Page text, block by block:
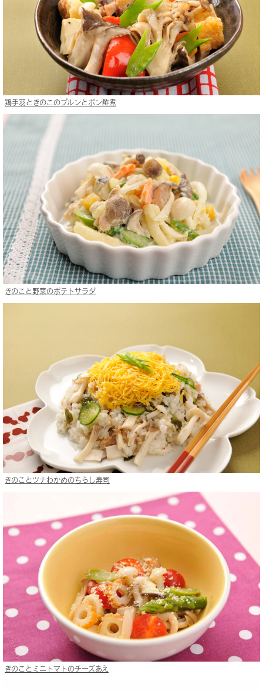
鶏手羽ときのこのプルンとポン酢煮
きのこと野菜のポテトサラダ
きのことツナわかめのちらし寿司
きのことミニトマトのチーズあえ